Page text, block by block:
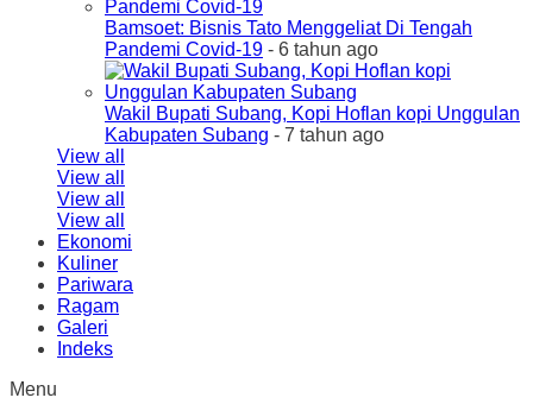
Bamsoet: Bisnis Tato Menggeliat Di Tengah
Pandemi Covid-19 - 6 tahun ago
Wakil Bupati Subang, Kopi Hoflan kopi Unggulan
Kabupaten Subang - 7 tahun ago
View all
View all
View all
View all
Ekonomi
Kuliner
Pariwara
Ragam
Galeri
Indeks
Menu